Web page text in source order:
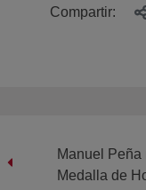
Compartir:
Manuel
Medalla de